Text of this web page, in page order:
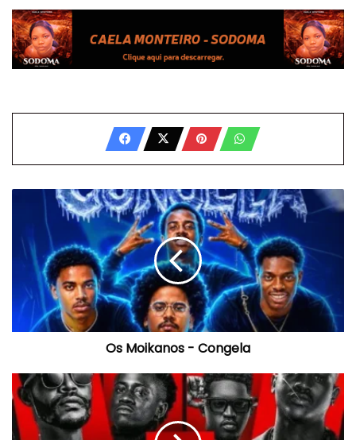
Congela
Os Moikanos - Congela
Teo
No
Beat
-